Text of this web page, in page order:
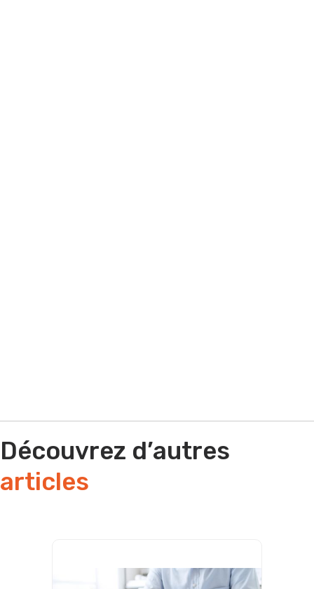
Découvrez d’autres
articles